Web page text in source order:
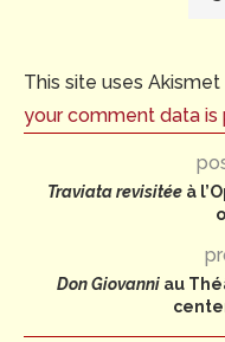
This site uses
your comment data is
Traviata revisitée à
Don Giovanni au